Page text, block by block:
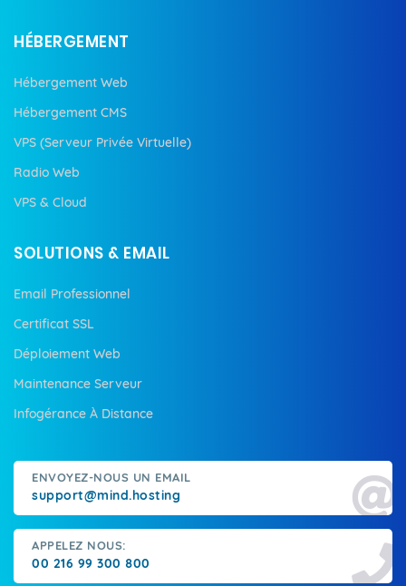
HÉBERGEMENT
Hébergement Web
Hébergement CMS
VPS (Serveur Privée Virtuelle)
Radio Web
VPS & Cloud
SOLUTIONS & EMAIL
Email Professionnel
Certificat SSL
Déploiement Web
Maintenance Serveur
Infogérance À Distance
ENVOYEZ-NOUS UN EMAIL
support@mind.hosting
APPELEZ NOUS:
00 216 99 300 800